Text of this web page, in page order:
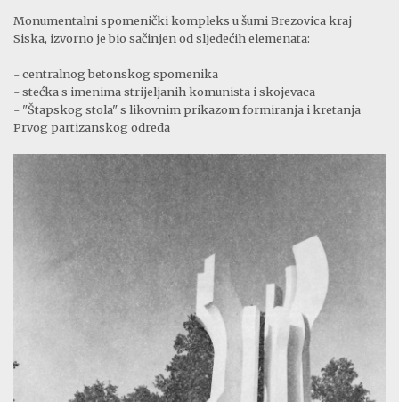
Monumentalni spomenički kompleks u šumi Brezovica kraj
Siska, izvorno je bio sačinjen od sljedećih elemenata:
- centralnog betonskog spomenika
- stećka s imenima strijeljanih komunista i skojevaca
- "Štapskog stola" s likovnim prikazom formiranja i kretanja
Prvog partizanskog odreda